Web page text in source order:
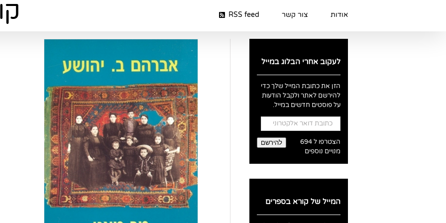
אודות צור קשר RSS feed
לעקוב אחרי הבלוג במייל
הזן את כתובת המייל שלך כדי
להירשם לאתר ולקבל הודעות
על פוסטים חדשים במייל.
כתובת
דואר
אלקטרוני
להירשם
הצטרפו ל 694
מנויים נוספים
המייל של קורא בספרים